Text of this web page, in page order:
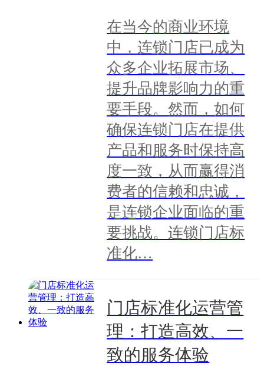
在当今的商业环境
中，连锁门店已成为
众多企业拓展市场、
提升品牌影响力的重
要手段。然而，如何
确保连锁门店在提供
产品和服务时保持高
度一致，从而赢得消
费者的信赖和忠诚，
是连锁企业面临的重
要挑战。连锁门店标
准化…
门店标准化运营管
理：打造高效、一
致的服务体验